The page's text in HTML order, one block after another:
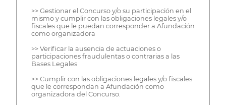
>> Gestionar el Concurso y/o su participación en el
mismo y cumplir con las obligaciones legales y/o
fiscales que le puedan corresponder a Afundación
como organizadora
>> Verificar la ausencia de actuaciones o
participaciones fraudulentas o contrarias a las
Bases Legales
>> Cumplir con las obligaciones legales y/o fiscales
que le correspondan a Afundación como
organizadora del Concurso.